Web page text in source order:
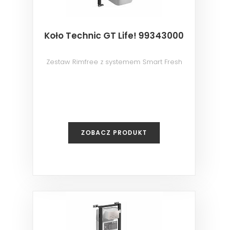
Koło Technic GT Life! 99343000
Zestaw Rimfree z systemem Smart Fresh
ZOBACZ PRODUKT